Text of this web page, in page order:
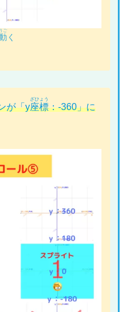
うご
く
が「y座標
ざひょう
：-360」に